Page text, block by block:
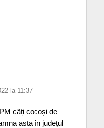
la 11:37
câți cocoși de
asta în județul